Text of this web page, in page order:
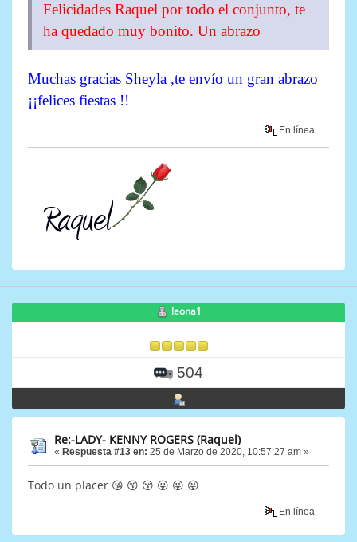
Felicidades Raquel por todo el conjunto, te
ha quedado muy bonito. Un abrazo
Muchas gracias Sheyla ,te envío un gran abrazo
¡¡felices fiestas !!
En línea
leona1
504
Re:-LADY- KENNY ROGERS (Raquel)
« Respuesta #13 en: 25 de Marzo de 2020, 10:57:27 am »
Todo un placer 😘 😙 😚 😛 😜 😝
En línea